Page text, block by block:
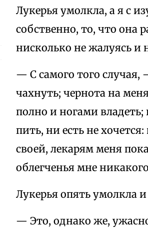
Лукерья умолкла, а я с
собственно, то, что она
нисколько не жалуясь и
— С самого того случая,
чахнуть; чернота на
полно и ногами владеть;
пить, ни есть не
своей, лекарям меня
облегченья мне
Лукерья опять умолкла
— Это, однако же,